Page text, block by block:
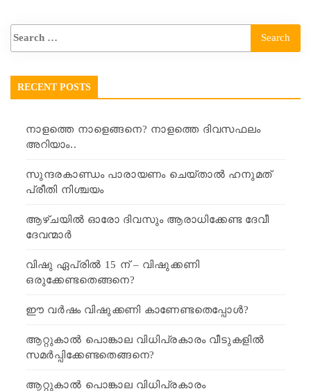
RECENT POSTS
നാളത്തെ നാളെങ്ങനെ? നാളത്തെ ദിവസഫലം
അറിയാം..
സുന്ദരകാണ്ഡം പാരായണം ചെയ്താൽ ഹനുമത്
പ്രീതി നിശ്ചയം
ആഴ്ചയിൽ ഓരോ ദിവസും ആരാധിക്കേണ്ട ദേവീ
ദേവന്മാർ
വിഷു ഏപ്രിൽ 15 ന് – വിഷുക്കണി
ഒരുക്കേണ്ടതെങ്ങനെ?
ഈ വർഷം വിഷുക്കണി കാണേണ്ടതെപ്പോൾ?
ആറ്റുകാൽ പൊങ്കാല വിധിപ്രകാരം വീടുകളിൽ
സമർപ്പിക്കേണ്ടതെങ്ങനെ?
ആറ്റുകാൽ പൊങ്കാല വിധിപ്രകാരം